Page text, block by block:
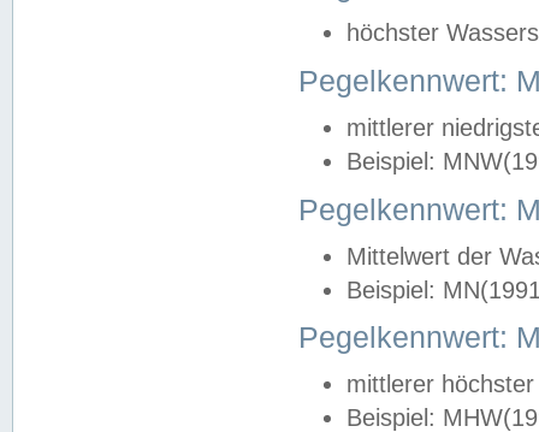
höchster
Pegelkennwert:
mittlerer
Beispiel:
Pegelkennwert:
Mittelwert der
Beispiel:
Pegelkennwert:
mittlerer
Beispiel: